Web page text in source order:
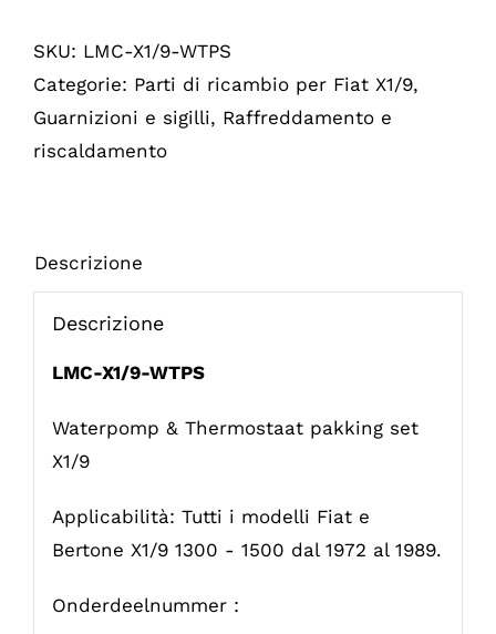
Thermostaat
pakking
set
X1/9
SKU: LMC-X1/9-WTPS
Categorie: Parti di ricambio per Fiat X1/9,
Guarnizioni e sigilli, Raffreddamento e
riscaldamento
Descrizione
Descrizione
LMC-X1/9-WTPS
Waterpomp & Thermostaat pakking set
X1/9
Applicabilità: Tutti i modelli Fiat e
Bertone X1/9 1300 - 1500 dal 1972 al 1989.
Onderdeelnummer :